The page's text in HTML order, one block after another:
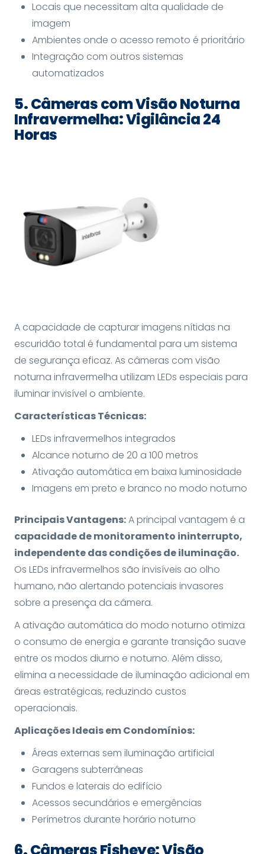
Locais que necessitam alta qualidade de
imagem
Ambientes onde o acesso remoto é prioritário
Integração com outros sistemas
automatizados
5. Câmeras com Visão Noturna
Infravermelha: Vigilância 24
Horas
A capacidade de capturar imagens nítidas na
escuridão total é fundamental para um sistema
de segurança eficaz. As câmeras com visão
noturna infravermelha utilizam LEDs especiais para
iluminar invisível o ambiente.
Características Técnicas:
LEDs infravermelhos integrados
Alcance noturno de 20 a 100 metros
Ativação automática em baixa luminosidade
Imagens em preto e branco no modo noturno
Principais Vantagens:A principal vantagem é a
capacidade de monitoramento ininterrupto,
independente das condições de iluminação.
Os LEDs infravermelhos são invisíveis ao olho
humano, não alertando potenciais invasores
sobre a presença da câmera.
A ativação automática do modo noturno otimiza
o consumo de energia e garante transição suave
entre os modos diurno e noturno. Além disso,
elimina a necessidade de iluminação adicional em
áreas estratégicas, reduzindo custos
operacionais.
Aplicações Ideais em Condomínios:
Áreas externas sem iluminação artificial
Garagens subterrâneas
Fundos e laterais do edifício
Acessos secundários e emergências
Perímetros durante horário noturno
6. Câmeras Fisheye: Visão